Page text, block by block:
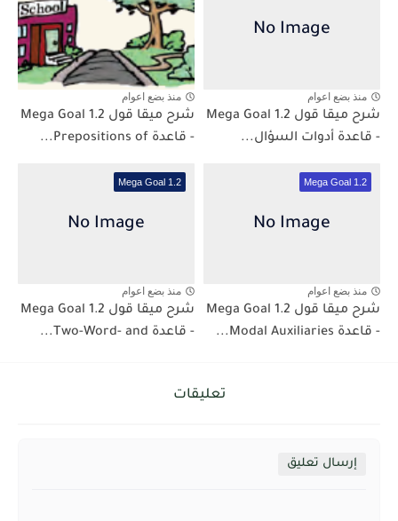
منذ بضع اعوام
شرح ميقا قول 1.2 Mega Goal
- قاعدة أدوات السؤال...
منذ بضع اعوام
شرح ميقا قول 1.2 Mega Goal
- قاعدة Prepositions of...
Mega Goal 1.2
منذ بضع اعوام
شرح ميقا قول 1.2 Mega Goal
- قاعدة Modal Auxiliaries...
Mega Goal 1.2
منذ بضع اعوام
شرح ميقا قول 1.2 Mega Goal
- قاعدة Two-Word- and...
تعليقات
إرسال تعليق